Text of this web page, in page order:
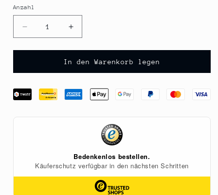
Anzahl
Anzahl
Verringere
die
Menge
Schokozigarren
XL
Pencil,
900
Erhöhe
die
Menge
für
Schokozigarren
XL
Pencil,
marmoriert,
Lisa,
900
In den Warenkorb legen